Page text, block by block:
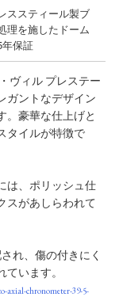
ススティー ル製ブ
理を施したドーム
年保証
ヴィル プレステー
ガントなデザイン
。豪華な仕上げと
タイルが特徴で
は、ポリッシュ仕
スがあしらわれて
れ、傷の付きにく
います。
axial-chronometer-39-5-